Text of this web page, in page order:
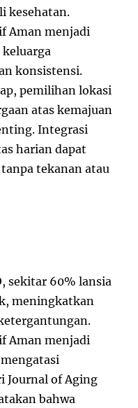
kesehatan.
Aman menjadi
konsistensi.
pemilihan lokasi
atas kemajuan
Integrasi
harian dapat
tekanan atau
sekitar 60% lansia
meningkatkan
Aman menjadi
Journal of Aging
bahwa